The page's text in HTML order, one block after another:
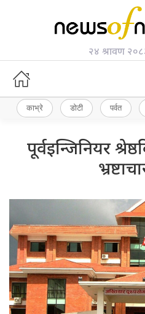
२४ श्रावण
काभ्रे डोटी पर्वत
पूर्वइन्जिनियर